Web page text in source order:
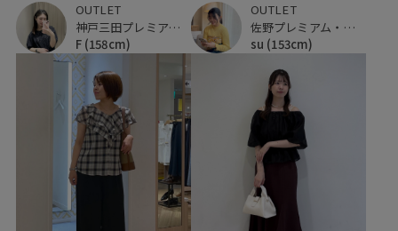
OUTLET
神戸三田プレミアム・アウトレット
F (158cm)
OUTLET
佐野プレミアム・アウトレット
su (153cm)